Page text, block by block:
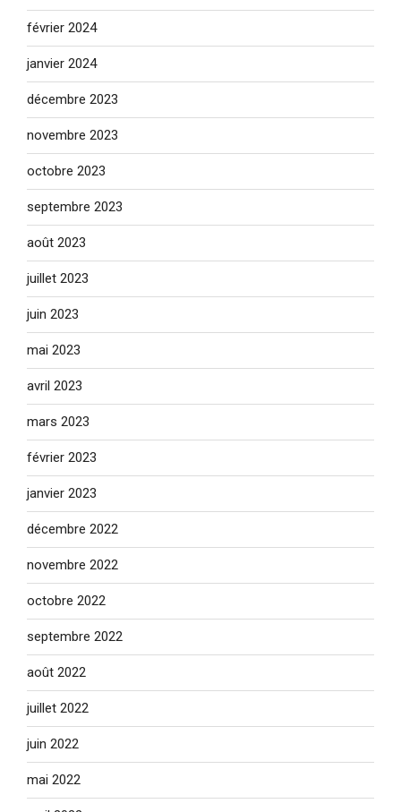
février 2024
janvier 2024
décembre 2023
novembre 2023
octobre 2023
septembre 2023
août 2023
juillet 2023
juin 2023
mai 2023
avril 2023
mars 2023
février 2023
janvier 2023
décembre 2022
novembre 2022
octobre 2022
septembre 2022
août 2022
juillet 2022
juin 2022
mai 2022